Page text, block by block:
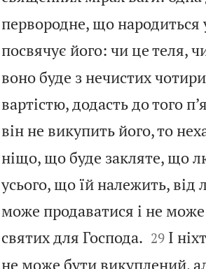
первородне, що народиться
посвячує його: чи це теля,
воно буде з нечистих
вартістю, додасть до того
він не викупить його, то
ніщо, що буде закляте, що
усього, що їй належить, від
може продаватися і не
святих для Господа.
29 І
не може бути викуплений,